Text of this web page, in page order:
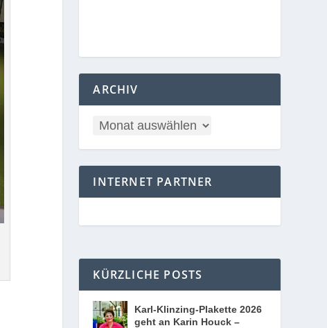
ARCHIV
INTERNET PARTNER
KÜRZLICHE POSTS
Karl-Klinzing-Plakette 2026
geht an Karin Houck –